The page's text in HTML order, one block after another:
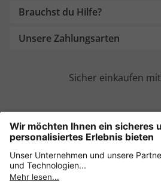
Brauchst du Hilfe?
Unsere Zahlungsarten
Sicher einkaufen mit
Weitere Onlineshops